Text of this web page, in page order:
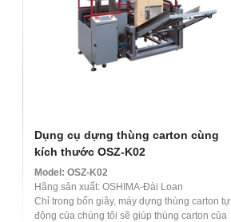
Dụng cụ dựng thùng carton cùng
kích thước OSZ-K02
Model: OSZ-K02
Hãng sản xuất: OSHIMA-Đài Loan
Chỉ trong bốn giây, máy dựng thùng carton tự
động của chúng tôi sẽ giúp thùng carton của